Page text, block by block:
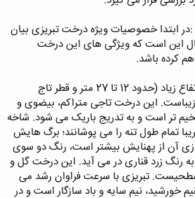
ابتدا خصوصیات ویژه درخت تبریزی بیان
این است که ویژگی های این درخت
کرده باشد.
درخت تبریزی : درختی با ارتفاع زیاد (حدود 12 تا 27 متر و قطر تاج
3 تا 8 متر) و زیباست. این درخت تاجی متراکم، بیضوی و
تر است و به تدریج باریک می شود. شاخه
تمام طول تنه را می پوشانند؛ برگ هایش
آن از پهنایش بیشتر است، رنگ دو سوی
رنگ زرد قناری در می آید. این درخت گل و
تبریزی با سرعت فراوان رشد می
خورشید، نیم سایه و باد سازگار است و در